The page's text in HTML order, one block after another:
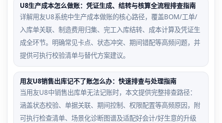
U8生产成本怎么做账：凭证生成、结转与核算全流程排查指南
详解用友U8系统中生产成本做账的核心路径，覆盖BOM/工单/
入库单关联、制造费用归集、完工入库结转、成本计算及凭证生
成全环节。明确常见卡点、状态冲突、期间错配等高频问题，并
提供可执行校验清单与替代方案建议。
用友U8销售出库记不了账怎么办：快速排查与处理指南
当用友U8中销售出库单无法记账时，本文提供完整排查路径：
涵盖状态校验、单据关联、期间控制、权限配置等高频原因，附
可执行检查清单、场景化诊断图谱及适配好会计/好生意的升级